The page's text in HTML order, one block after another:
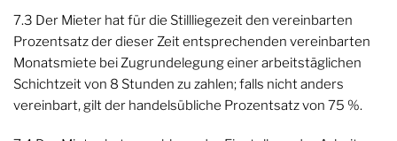
7.3 Der Mieter hat für die Stillliegezeit den vereinbarten
Prozentsatz der dieser Zeit entsprechenden vereinbarten
Monatsmiete bei Zugrundelegung einer arbeitstäglichen
Schichtzeit von 8 Stunden zu zahlen; falls nicht anders
vereinbart, gilt der handelsübliche Prozentsatz von 75 %.